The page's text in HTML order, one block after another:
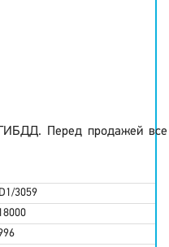
Перед продажей все
3059